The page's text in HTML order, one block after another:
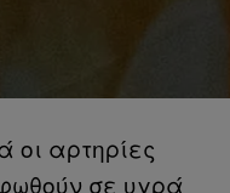
οι αρτηρίες
σε υγρά